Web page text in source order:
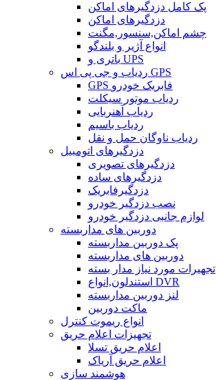
پک کامل دزدگیرهای اماکن
دزدگیرهای اماکن
چشم اماکن,سنسور,مگنت
انواع آژیر و بلندگو
باتری و UPS
ردیاب و جی پی اس GPS
GPS فابریک خودرو
ردیاب موتور سیکلت
ردیاب آهنربایی
ردیاب باسیم
ردیاب ناوگان حمل و نقل
دزدگیرهای اتومبیل
دزدگیرهای تصویری
دزدگیرهای ساده
دزدگیرفابریک
نصب دزدگیر خودرو
لوازم جانبی دزدگیر خودرو
دوربین های مداربسته
پک دوربین مداربسته
دوربین های مداربسته
تجهیرات مورد نیاز مدار بسته
استندلون,انواع DVR
لنز دوربین مداربسته
ماکت دوربین
انواع ریموت کنترل
تجهیزات اعلام حریق
اعلام حریق تسلا
اعلام حریق آریاک
هوشمند سازی